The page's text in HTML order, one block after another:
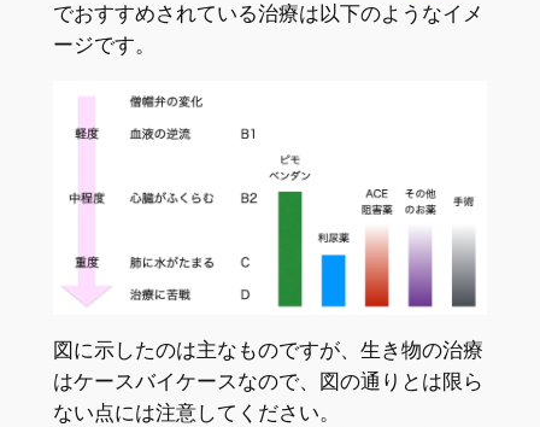
でおすすめされている治療は以下のようなイメ
ージです。
図に示したのは主なものですが、生き物の治療
はケースバイケースなので、図の通りとは限ら
ない点には注意してください。